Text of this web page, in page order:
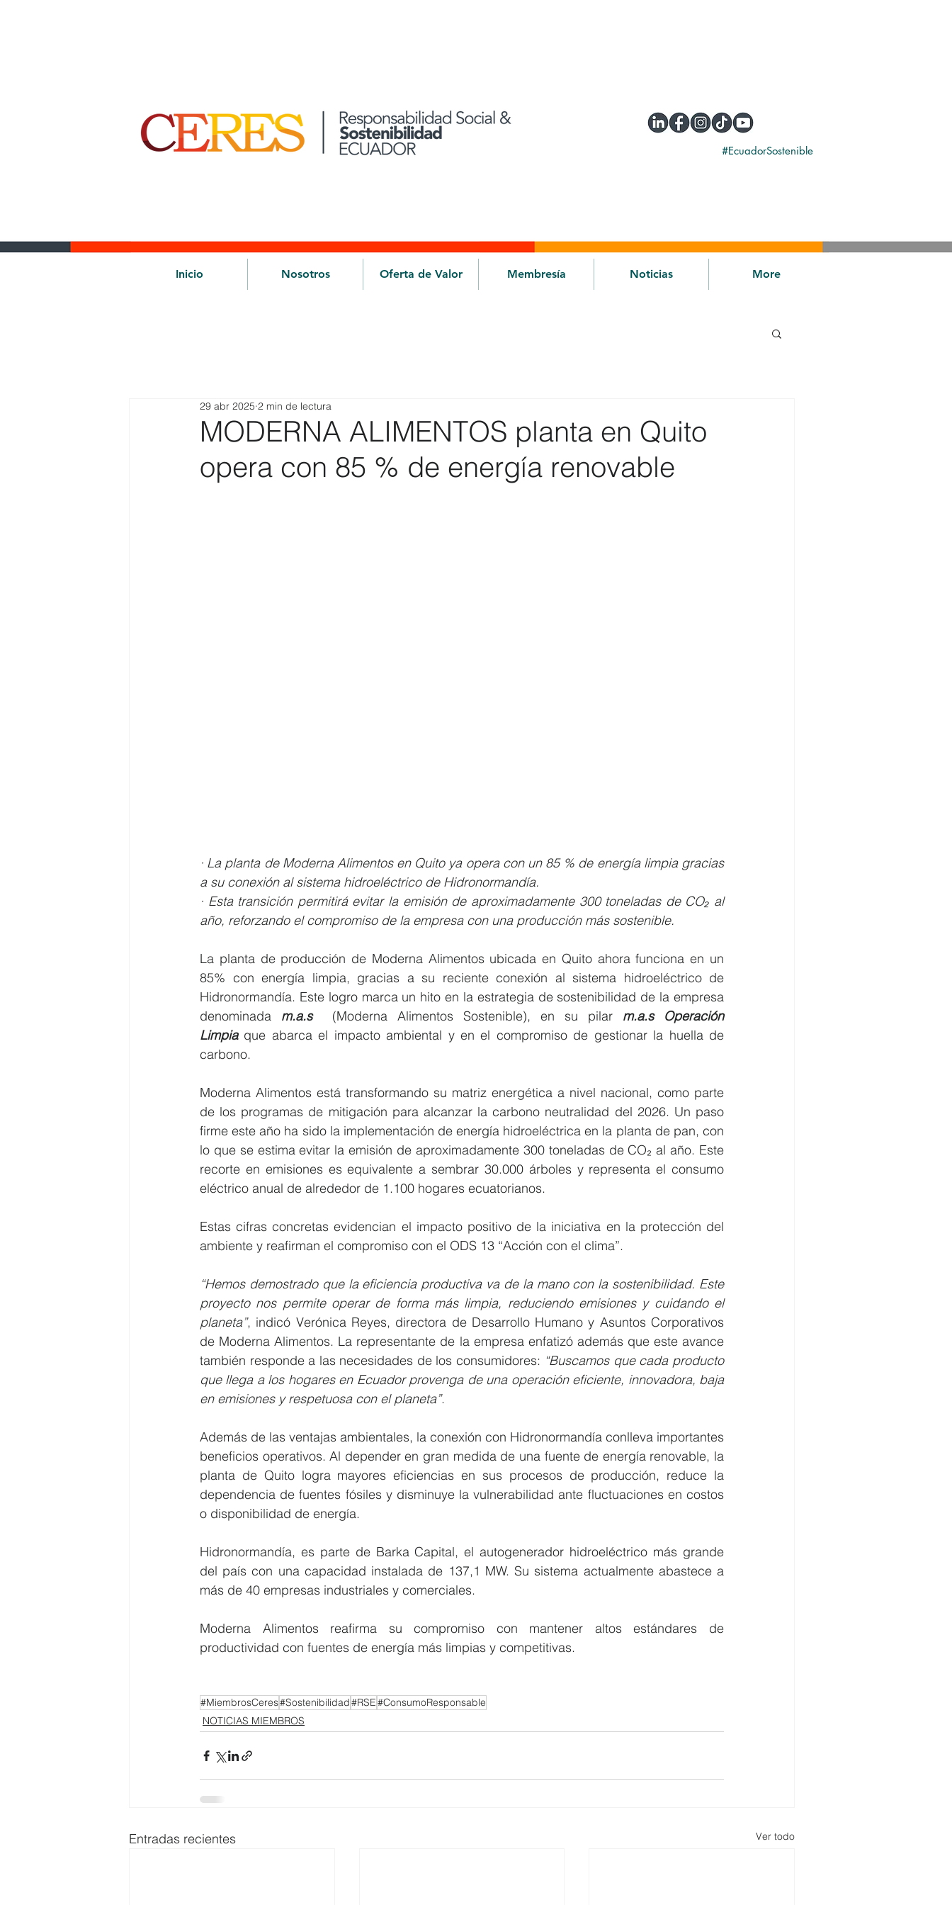
#EcuadorSostenible
Inicio Nosotros Oferta de Valor Membresía Noticias More
MODERNA ALIMENTOS planta en Quito
opera con 85 % de energía renovable
29 abr 2025 2 min de lectura
· La planta de Moderna Alimentos en Quito ya opera con un 85 % de energía limpia gracias
a su conexión al sistema hidroeléctrico de Hidronormandía.
· Esta transición permitirá evitar la emisión de aproximadamente 300 toneladas de CO₂ al
año, reforzando el compromiso de la empresa con una producción más sostenible.
La planta de producción de Moderna Alimentos ubicada en Quito ahora funciona en un
85% con energía limpia, gracias a su reciente conexión al sistema hidroeléctrico de
Hidronormandía. Este logro marca un hito en la estrategia de sostenibilidad de la empresa
denominada m.a.s (Moderna Alimentos Sostenible), en su pilar m.a.s Operación
Limpia que abarca el impacto ambiental y en el compromiso de gestionar la huella de
carbono.
Moderna Alimentos está transformando su matriz energética a nivel nacional, como parte
de los programas de mitigación para alcanzar la carbono neutralidad del 2026. Un paso
firme este año ha sido la implementación de energía hidroeléctrica en la planta de pan, con
lo que se estima evitar la emisión de aproximadamente 300 toneladas de CO₂ al año. Este
recorte en emisiones es equivalente a sembrar 30.000 árboles y representa el consumo
eléctrico anual de alrededor de 1.100 hogares ecuatorianos.
Estas cifras concretas evidencian el impacto positivo de la iniciativa en la protección del
ambiente y reafirman el compromiso con el ODS 13 “Acción con el clima”.
“Hemos demostrado que la eficiencia productiva va de la mano con la sostenibilidad. Este
proyecto nos permite operar de forma más limpia, reduciendo emisiones y cuidando el
planeta”, indicó Verónica Reyes, directora de Desarrollo Humano y Asuntos Corporativos
de Moderna Alimentos. La representante de la empresa enfatizó además que este avance
también responde a las necesidades de los consumidores: “Buscamos que cada producto
que llega a los hogares en Ecuador provenga de una operación eficiente, innovadora, baja
en emisiones y respetuosa con el planeta”.
Además de las ventajas ambientales, la conexión con Hidronormandía conlleva importantes
beneficios operativos. Al depender en gran medida de una fuente de energía renovable, la
planta de Quito logra mayores eficiencias en sus procesos de producción, reduce la
dependencia de fuentes fósiles y disminuye la vulnerabilidad ante fluctuaciones en costos
o disponibilidad de energía.
Hidronormandía, es parte de Barka Capital, el autogenerador hidroeléctrico más grande
del país con una capacidad instalada de 137,1 MW. Su sistema actualmente abastece a
más de 40 empresas industriales y comerciales.
Moderna Alimentos reafirma su compromiso con mantener altos estándares de
productividad con fuentes de energía más limpias y competitivas.
#MiembrosCeres#Sostenibilidad#RSE#ConsumoResponsable
NOTICIAS MIEMBROS
Entradas recientes Ver todo